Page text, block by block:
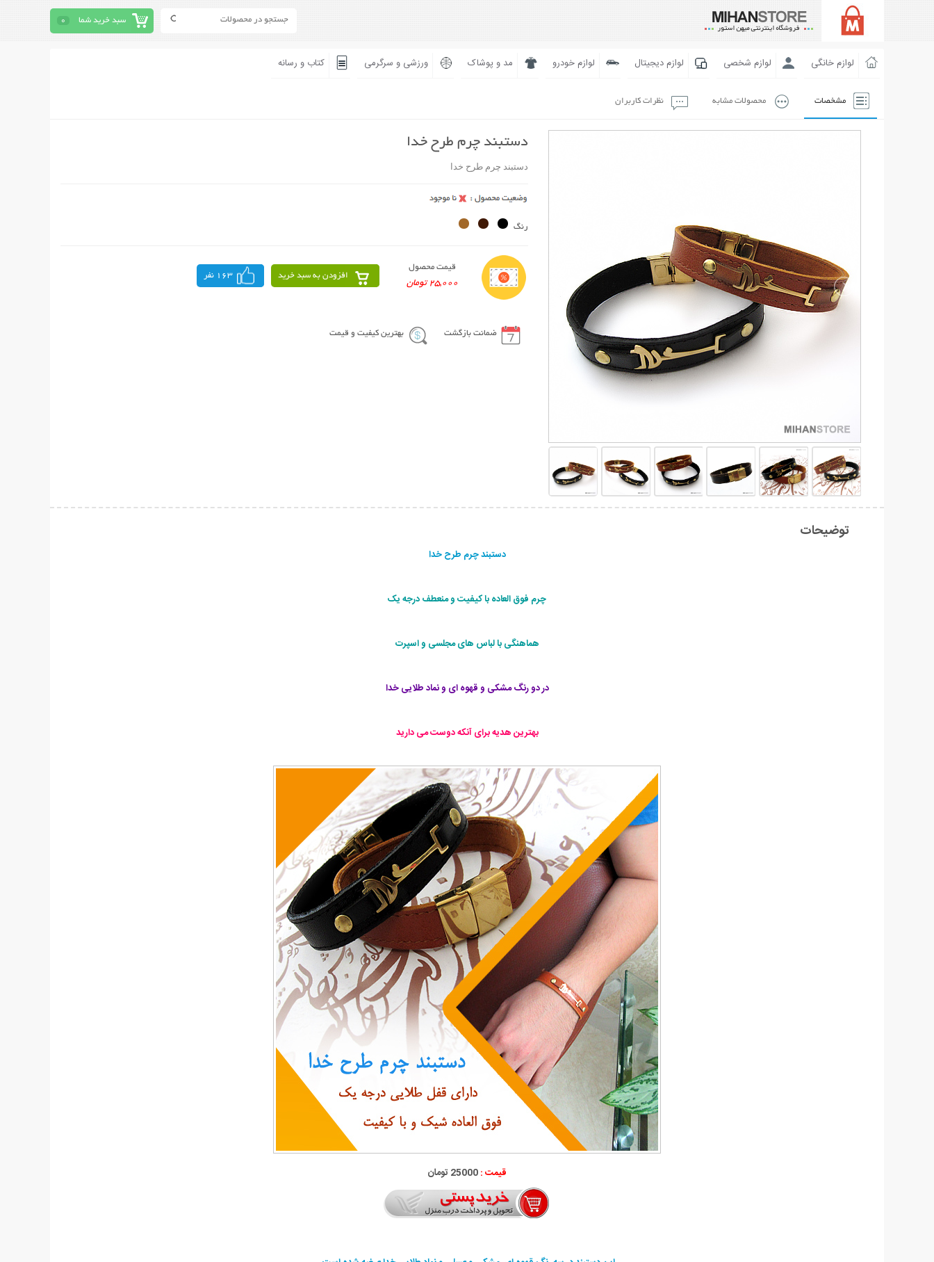
سبد خرید شما 0
لوازم خانگی لوازم شخصی لوازم دیجیتال لوازم خودرو مد و پوشاک ورزشی و سرگرمی کتاب و رسانه
مشخصات محصولات مشابه نظرات کاربران
دستبند چرم طرح خدا
دستبند چرم طرح خدا
رنگ
قیمت محصول
25,000 تومان
افزودن به سبد خرید 163 نفر
ضمانت بازگشت بهترین کیفیت و قیمت
توضیحات
دستبند چرم طرح خدا
چرم فوق العاده با کیفیت و منعطف درجه یک
هماهنگی با لباس های مجلسی و اسپرت
در دو رنگ مشکی و قهوه ای و نماد طلایی خدا
بهترین هدیه برای آنکه دوست می دارید
قیمت :25000 تومان